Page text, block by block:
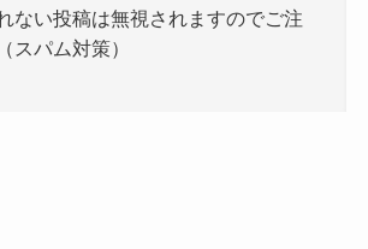
ない投稿は無視されますのでご注
スパム対策）